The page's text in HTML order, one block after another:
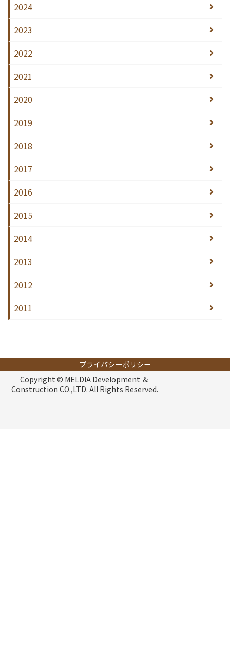
2024
2023
2022
2021
2020
2019
2018
2017
2016
2015
2014
2013
2012
2011
プライバシーポリシー
Copyright © MELDIA Development ＆
Construction CO.,LTD. All Rights Reserved.